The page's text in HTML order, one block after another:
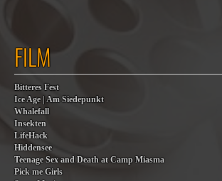
FILM
Bitteres Fest
Ice Age | Am Siedepunkt
Whalefall
Insekten
LifeHack
Hiddensee
Teenage Sex and Death at Camp Miasma
Pick me Girls